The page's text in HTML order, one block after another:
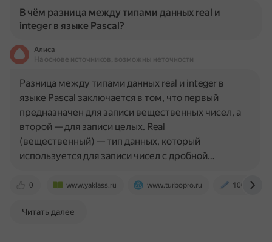
В чём разница между типами данных real и
integer в языке Pascal?
Алиса
На основе источников, возможны неточности
0 www.yaklass.ru www.turbopro.ru
Разница между типами данных real и integer в
языке Pascal заключается в том, что первый
предназначен для записи вещественных чисел, а
второй — для записи целых. Real
(вещественный) — тип данных, который
используется для записи чисел с дробной…
Читать далее